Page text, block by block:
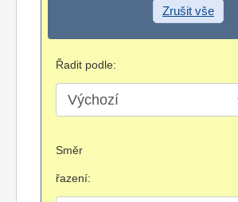
Zrušit vše
Řadit podle:
Směr
řazení: